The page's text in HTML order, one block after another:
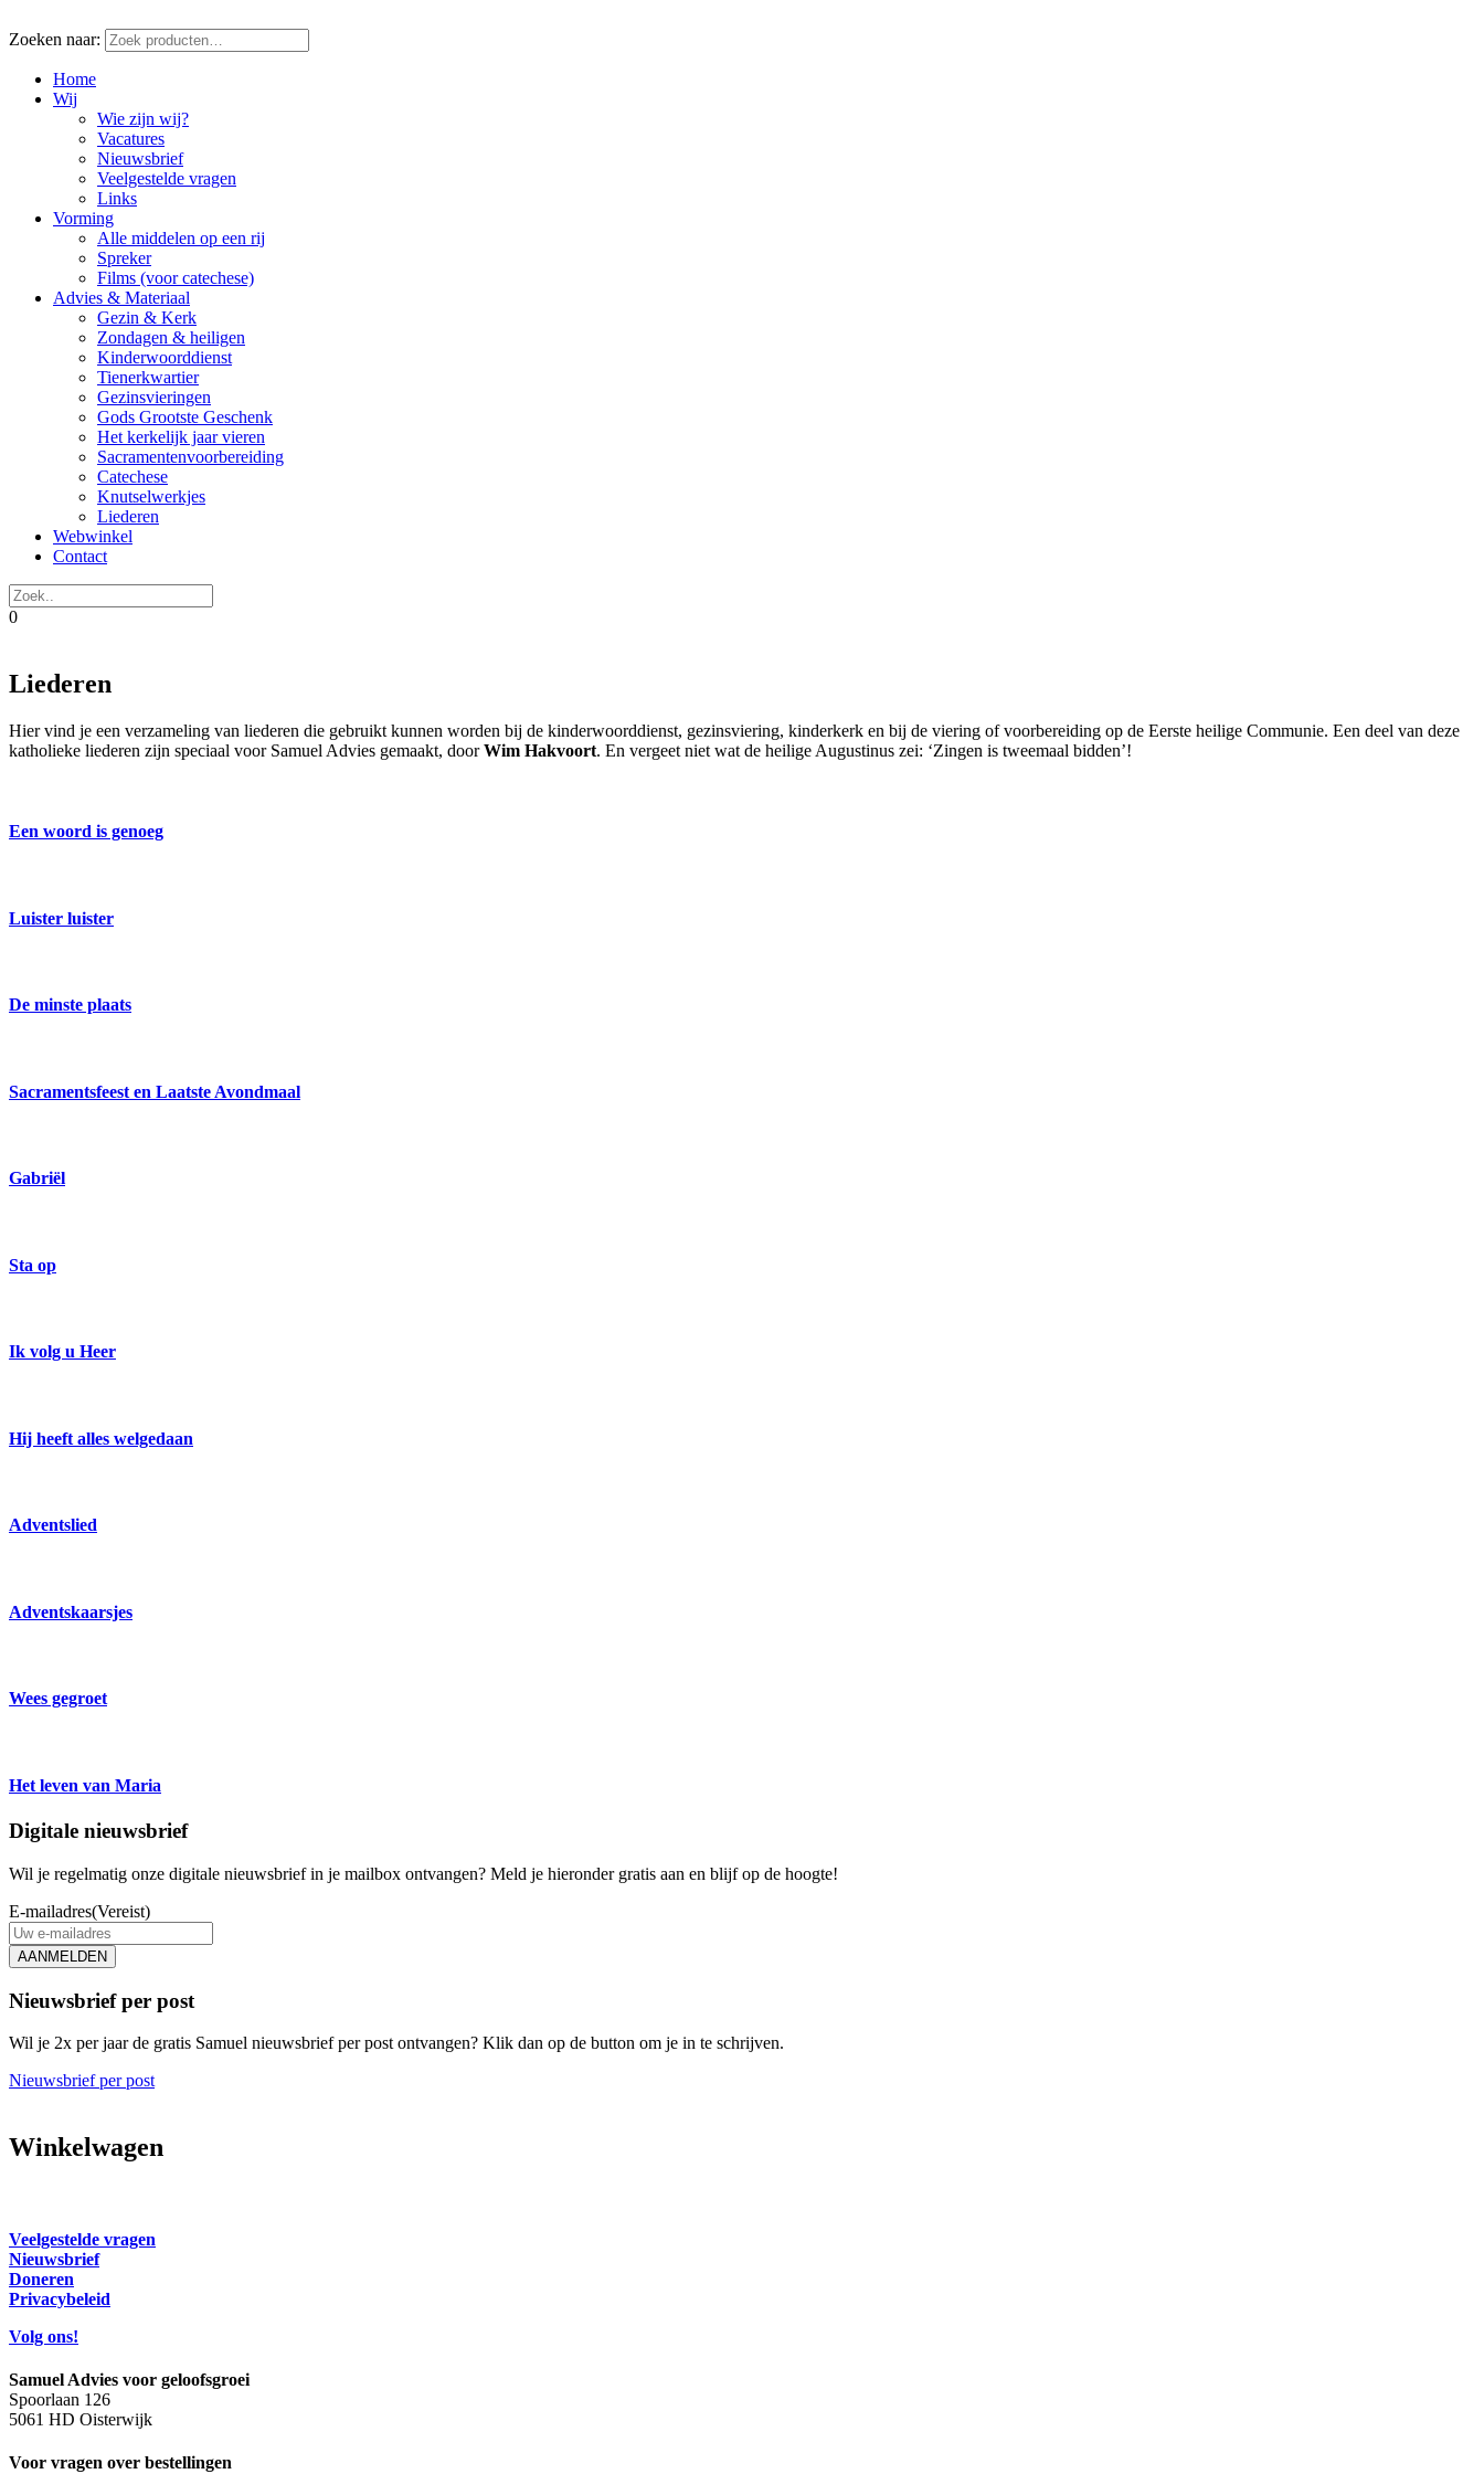
Zoeken naar:
Home
Wij
Wie zijn wij?
Vacatures
Nieuwsbrief
Veelgestelde vragen
Links
Vorming
Alle middelen op een rij
Spreker
Films (voor catechese)
Advies & Materiaal
Gezin & Kerk
Zondagen & heiligen
Kinderwoorddienst
Tienerkwartier
Gezinsvieringen
Gods Grootste Geschenk
Het kerkelijk jaar vieren
Sacramentenvoorbereiding
Catechese
Knutselwerkjes
Liederen
Webwinkel
Contact
0
Liederen
Hier vind je een verzameling van liederen die gebruikt kunnen worden bij de kinderwoorddienst, gezinsviering, kinderkerk en bij de viering of voorbereiding op de Eerste heilige Communie. Een deel van deze
katholieke liederen zijn speciaal voor Samuel Advies gemaakt, doorWim Hakvoort. En vergeet niet wat de heilige Augustinus zei: ‘Zingen is tweemaal bidden’!
Een woord is genoeg
Luister luister
De minste plaats
Sacramentsfeest en Laatste Avondmaal
Gabriël
Sta op
Ik volg u Heer
Hij heeft alles welgedaan
Adventslied
Adventskaarsjes
Wees gegroet
Het leven van Maria
Digitale nieuwsbrief
Wil je regelmatig onze digitale nieuwsbrief in je mailbox ontvangen? Meld je hieronder gratis aan en blijf op de hoogte!
E-mailadres(Vereist)
AANMELDEN
Nieuwsbrief per post
Wil je 2x per jaar de gratis Samuel nieuwsbrief per post ontvangen? Klik dan op de button om je in te schrijven.
Nieuwsbrief per post
Winkelwagen
Veelgestelde vragen
Nieuwsbrief
Doneren
Privacybeleid
Volg ons!
Samuel Advies voor geloofsgroei
Spoorlaan 126
5061 HD Oisterwijk
Voor vragen over bestellingen